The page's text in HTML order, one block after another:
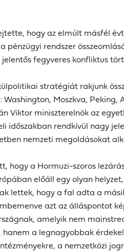
hogy az elmúlt másfél
rendszer
fegyveres konfliktus
stratégiát rakjunk
Moszkva, Peking,
miniszterelnök az
rendkívül nagy
nemzeti megoldásokat
a Hormuzi-szoros
előáll egy olyan
lettek, hogy a fal adta a
azt az álláspontot
amelyik nem
a legnagyobbak
a nemzetközi